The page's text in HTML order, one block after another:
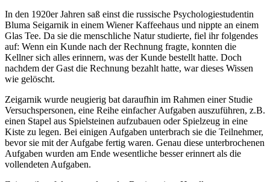
In den 1920er Jahren saß einst die russische Psychologiestudentin
Bluma Seigarnik in einem Wiener Kaffeehaus und nippte an einem
Glas Tee. Da sie die menschliche Natur studierte, fiel ihr folgendes
auf: Wenn ein Kunde nach der Rechnung fragte, konnten die
Kellner sich alles erinnern, was der Kunde bestellt hatte. Doch
nachdem der Gast die Rechnung bezahlt hatte, war dieses Wissen
wie gelöscht.
Zeigarnik wurde neugierig bat daraufhin im Rahmen einer Studie
Versuchspersonen, eine Reihe einfacher Aufgaben auszuführen, z.B.
einen Stapel aus Spielsteinen aufzubauen oder Spielzeug in eine
Kiste zu legen. Bei einigen Aufgaben unterbrach sie die Teilnehmer,
bevor sie mit der Aufgabe fertig waren. Genau diese unterbrochenen
Aufgaben wurden am Ende wesentliche besser erinnert als die
vollendeten Aufgaben.